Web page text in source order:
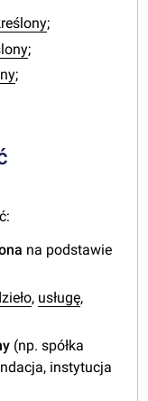
;
;
;
na podstawie
, usługę,
(np. spółka
instytucja